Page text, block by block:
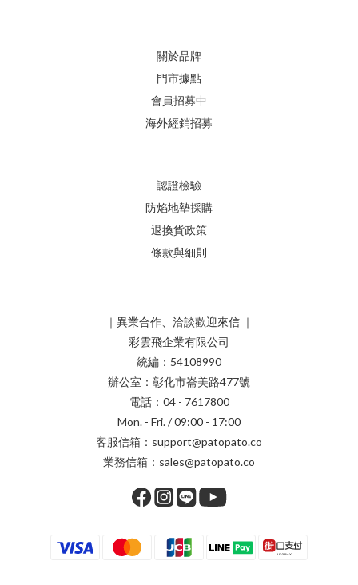
關於品牌
門市據點
會員招募中
海外經銷招募
認證檢驗
防焰地墊採購
退換貨政策
條款與細則
｜異業合作、洽談歡迎來信 ｜
彩雲飛企業有限公司
統編：54108990
辦公室：彰化市崙美路477號
電話：04 - 7617800
Mon. - Fri. / 09:00 - 17:00
客服信箱：support@patopato.co
業務信箱：sales@patopato.co